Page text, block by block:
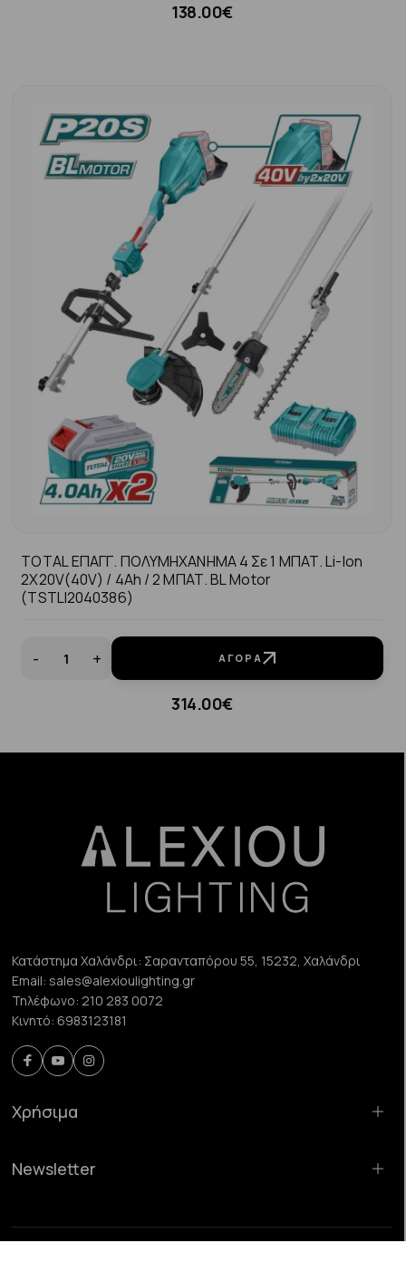
138.00€
TOTAL ΕΠΑΓΓ. ΠΟΛΥΜΗΧΑΝΗΜΑ 4 Σε 1 ΜΠΑΤ. Li-Ion
2X20V(40V) / 4Ah / 2 ΜΠΑΤ. BL Motor
(TSTLI2040386)
- + ΑΓΟΡΆ
314.00€
Κατάστημα Χαλάνδρι: Σαρανταπόρου 55, 15232, Χαλάνδρι
Email: sales@alexioulighting.gr
Τηλέφωνο: 210 283 0072
Κινητό: 6983123181
Χρήσιμα
Newsletter